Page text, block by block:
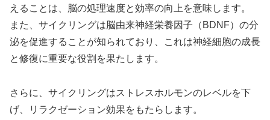
えることは、脳の処理速度と効率の向上を意味します。
また、サイクリングは脳由来神経栄養因子（BDNF）の分
泌を促進することが知られており、これは神経細胞の成長
と修復に重要な役割を果たします。
さらに、サイクリングはストレスホルモンのレベルを下
げ、リラクゼーション効果をもたらします。